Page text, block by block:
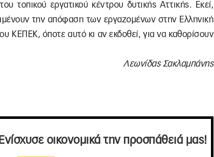
τοπικού εργατικού κέντρου δυτικής Αττικής. Εκεί,
την απόφαση των εργαζομένων στην Ελληνική
ΚΕΠΕΚ, όποτε αυτό κι αν εκδοθεί, για να καθορίσουν
Λεωνίδας Σακλαμπάνης
οικονομικά την προσπάθειά μας!